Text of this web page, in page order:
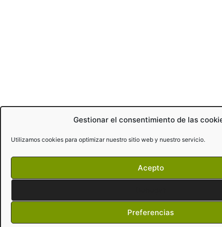
Gestionar el consentimiento de las
Utilizamos cookies para optimizar nuestro sitio web y nuestro servicio.
Acepto
Preferencias